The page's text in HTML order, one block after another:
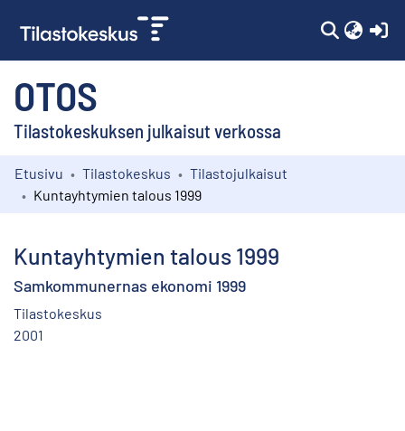
OTOS
Tilastokeskuksen julkaisut verkossa
Kokoelmat
Etusivu Tilastokeskus
Tilastojulkaisut
Kuntayhtymien talous 1999
Kuntayhtymien talous 1999
Samkommunernas ekonomi 1999
Tilastokeskus
2001